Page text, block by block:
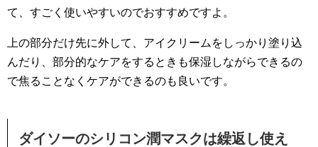
て、すごく使いやすいのでおすすめですよ。
上の部分だけ先に外して、アイクリームをしっかり塗り込
んだり、部分的なケアをするときも保湿しながらできるの
で焦ることなくケアができるのも良いです。
ダイソーのシリコン潤マスクは繰返し使え